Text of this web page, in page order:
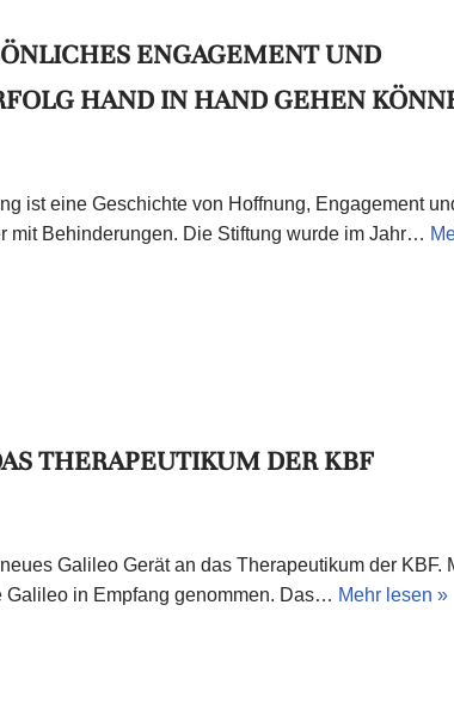
ENGAGEMENT UND
HAND IN HAND GEHEN
ist eine Geschichte von Hoffnung, Engagement
mit Behinderungen. Die Stiftung wurde im Jahr…
THERAPEUTIKUM DER KBF
Galileo Gerät an das Therapeutikum der KBF.
in Empfang genommen. Das… Mehr lesen »